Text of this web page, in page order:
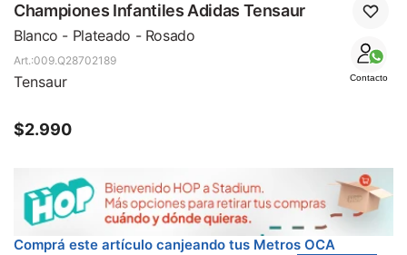
Championes Infantiles Adidas Tensaur
Blanco - Plateado - Rosado
Contacto
009.Q28702189
Tensaur
$2.990
Comprá este artículo canjeando tus Metros OCA